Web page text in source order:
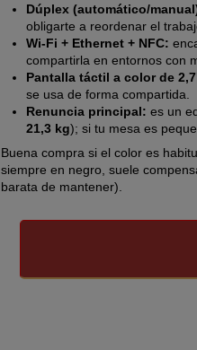
Dúplex (automático/
obligarte a reordenar el
Wi-Fi + Ethernet + NFC:
compartirla en entornos con
Pantalla táctil a color de
se usa de forma compartida.
Renuncia principal: es un
21,3 kg); si tu mesa es
Buena compra si el color es
siempre en negro, suele
barata de mantener).